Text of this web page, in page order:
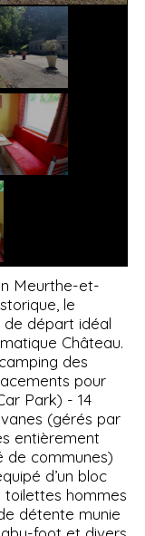
Meurthe-et-
le
de départ idéal
Château.
des
pour
Park) - 14
(gérés par
entièrement
de communes)
d’un bloc
hommes
détente munie